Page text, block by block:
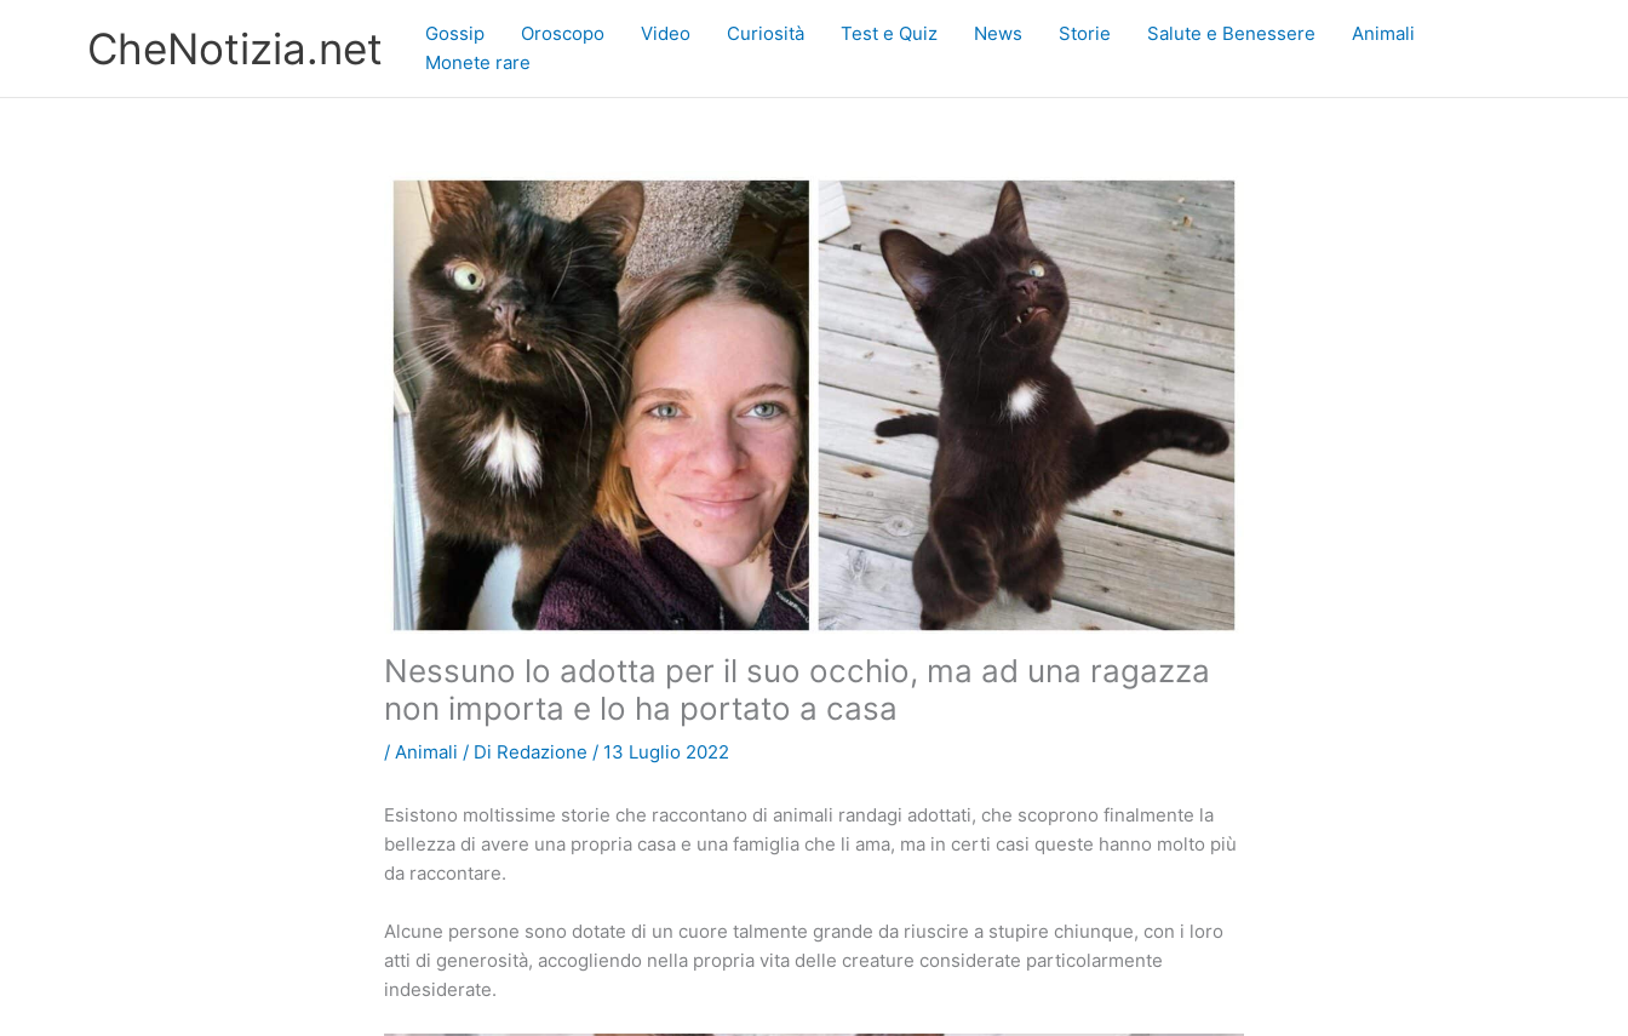
CheNotizia.net Gossip Oroscopo Video Curiosità Test e Quiz News Storie Salute e Benessere
Animali
Monete rare
Nessuno lo adotta per il suo occhio, ma ad una ragazza
non importa e lo ha portato a casa
/ Animali / Di Redazione / 13 Luglio 2022
Esistono moltissime storie che raccontano di animali randagi adottati, che scoprono finalmente la
bellezza di avere una propria casa e una famiglia che li ama, ma in certi casi queste hanno molto più
da raccontare.
Alcune persone sono dotate di un cuore talmente grande da riuscire a stupire chiunque, con i loro
atti di generosità, accogliendo nella propria vita delle creature considerate particolarmente
indesiderate.